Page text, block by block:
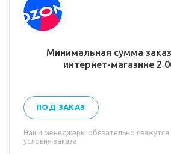
Минимальная сумма
интернет-магазине 2
ПОД ЗАКАЗ
Наши менеджеры обязательно свяжутся
условия заказа